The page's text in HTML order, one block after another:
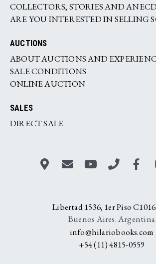
COLLECTORS, STORIES AND
ARE YOU INTERESTED IN SELLING
AUCTIONS
ABOUT AUCTIONS AND
SALE CONDITIONS
ONLINE AUCTION
SALES
DIRECT SALE
Libertad 1536, 1er Piso
Buenos Aires. Argentina
info@hilariobooks.com
+54 (11) 4815-0559